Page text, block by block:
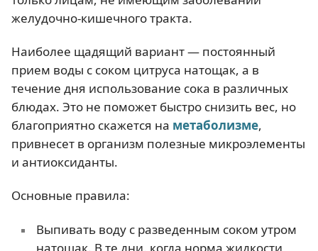
желудочно-кишечного тракта.
Наиболее щадящий вариант — постоянный
прием воды с соком цитруса натощак, а в
течение дня использование сока в различных
блюдах. Это не поможет быстро снизить вес, но
благоприятно скажется на метаболизме,
привнесет в организм полезные микроэлементы
и антиоксиданты.
Основные правила:
Выпивать воду с разведенным соком утром
натощак. В те дни, когда норма жидкости